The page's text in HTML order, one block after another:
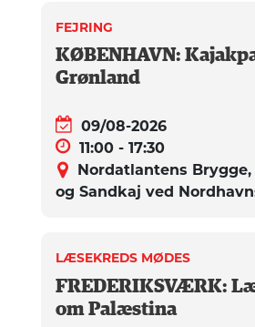
FEJRING
KØBENHAVN:
Grønland
09/08-2026
11:00 - 17:30
Nordatlantens
og Sandkaj ved
LÆSEKREDS MØDES
FREDERIKSVÆRK:
om Palæstina